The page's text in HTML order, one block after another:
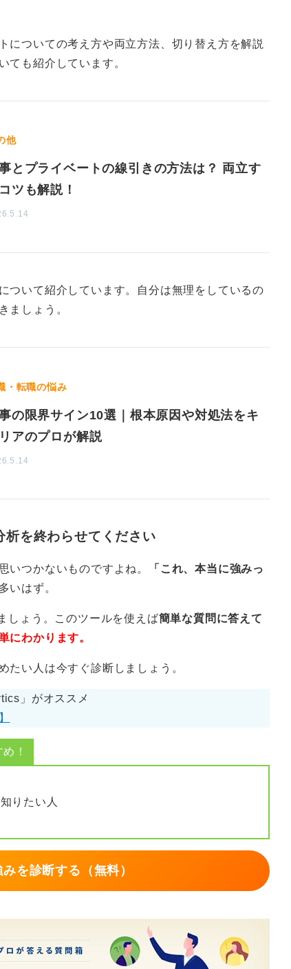
＝仕事」を、ずっと楽しみながら継続してい
見直してみましょう。
への取り組み方を考えよう
になっている」ことを、周囲の家族などが快
か。もしそうであれば、配慮する必要があり
ありたい自分が納得し、バランスが取れる範
ら、あなたが円満に仕事中心の生活を満喫で
についての考え方や両立方法、切り替え方を解説
ても紹介しています。
他
とプライベートの線引きの方法は？ 両立す
ツも解説！
ついて紹介しています。自分は無理をしているの
ましょう。
・転職の悩み
の限界サイン10選｜根本原因や対処法をキ
アのプロが解説
析を終わらせてください
いつかないものですよね。
「これ、本当に強みっ
いはず。
しょう。このツールを使えば簡単な質問に答えて
にわかります。
たい人は今すぐ診断しましょう。
」がオススメ
！
りたい人
を診断する（無料）